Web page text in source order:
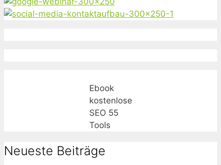
Ebook
kostenlose
SEO 55
Tools
Neueste Beiträge